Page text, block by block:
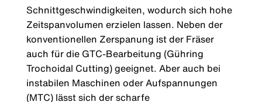
Schnittgeschwindigkeiten, wodurch sich hohe
Zeitspanvolumen erzielen lassen. Neben der
konventionellen Zerspanung ist der Fräser
auch für die GTC-Bearbeitung (Gühring
Trochoidal Cutting) geeignet. Aber auch bei
instabilen Maschinen oder Aufspannungen
(MTC) lässt sich der scharfe